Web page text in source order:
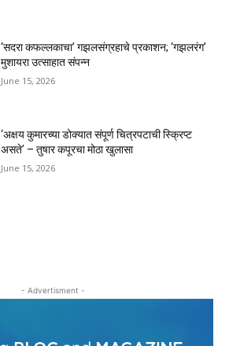
‘सदरा कफल्लकाचा’ गझलसंग्रहाचे प्रकाशन; ‘गझलरंग’
मुशायरा उत्साहात संपन्न
June 15, 2026
‘अक्षय कुमारच्या डोक्यात संपूर्ण चित्रपटाची स्क्रिप्ट
असते’ – तुषार कपूरचा मोठा खुलासा
June 15, 2026
- Advertisment -